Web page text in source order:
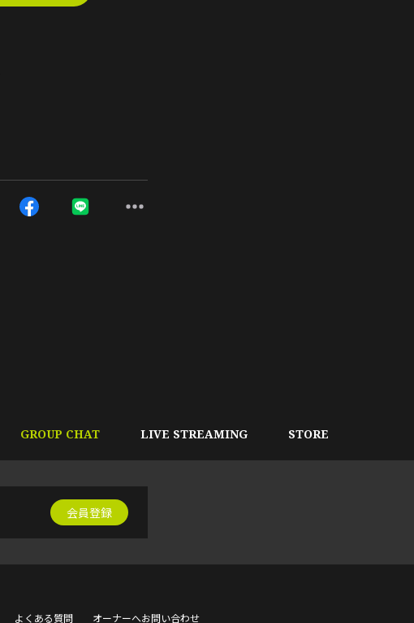
GROUP CHAT LIVE STREAMING STORE
会員登録
よくある質問 オーナーへお問い合わせ